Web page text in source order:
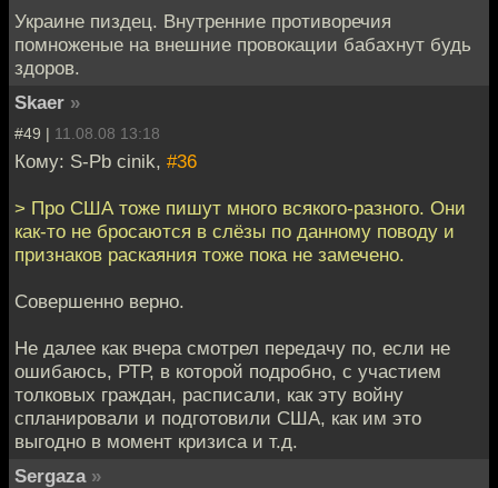
Украине пиздец. Внутренние противоречия
помноженые на внешние провокации бабахнут будь
здоров.
Skaer »
#49 | 11.08.08 13:18
Кому: S-Pb cinik, #36
> Про США тоже пишут много всякого-разного. Они
как-то не бросаются в слёзы по данному поводу и
признаков раскаяния тоже пока не замечено.
Совершенно верно.
Не далее как вчера смотрел передачу по, если не
ошибаюсь, РТР, в которой подробно, с участием
толковых граждан, расписали, как эту войну
спланировали и подготовили США, как им это
выгодно в момент кризиса и т.д.
Sergaza »